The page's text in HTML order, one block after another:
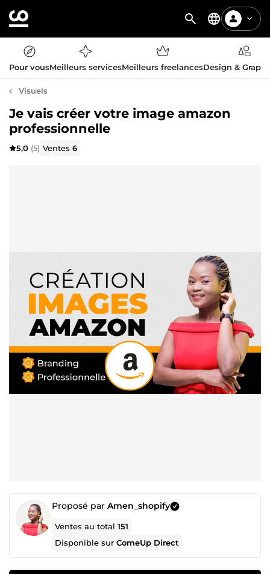
Pour vousMeilleurs servicesMeilleurs freelancesDesign &
Visuels
Je vais créer votre image amazon
professionnelle
5,0 (5) Ventes6
Proposé par Amen_shopify
Ventes au total151
Disponible surComeUp Direct